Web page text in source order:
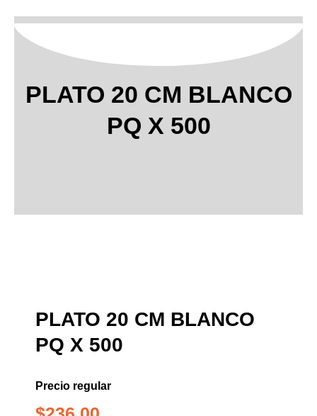
PLATO 20 CM BLANCO
PQ X 500
PLATO 20 CM BLANCO
PQ X 500
Precio regular